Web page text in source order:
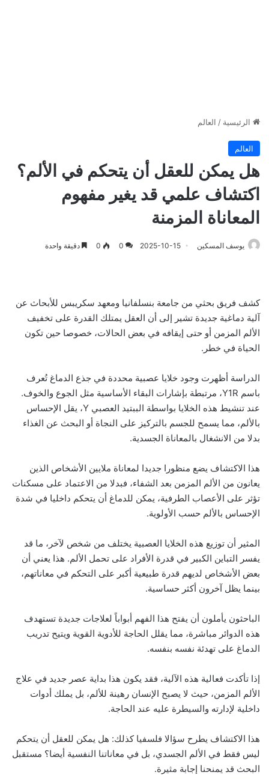
الرئيسية / العالم
العالم
هل يمكن للعقل أن يتحكم في الألم؟
اكتشاف علمي قد يغير مفهوم
المعاناة المزمنة
يوسف المسكين 2025-10-15
0
0 دقيقة واحدة
كشف فريق بحثي من جامعة بنسلفانيا ومعهد سكريبس للأبحاث عن
آلية دماغية جديدة تشير إلى أن العقل يمتلك القدرة على تخفيف
الألم المزمن أو حتى إيقافه في بعض الحالات، خصوصا حين تكون
الحياة في خطر.
الدراسة أظهرت وجود خلايا عصبية محددة في جذع الدماغ تُعرف
باسم Y1R، مرتبطة بإشارات البقاء الأساسية مثل الجوع والخوف.
عند تنشيط هذه الخلايا بواسطة الببتيد العصبي Y، يقل الإحساس
بالألم، مما يسمح للجسم بالتركيز على النجاة أو البحث عن الغذاء
بدلا من الانشغال بالمعاناة الجسدية.
هذا الاكتشاف يضع منظورا جديدا لمعاناة ملايين الأشخاص الذين
يعانون من الألم المزمن بعد الشفاء، فبدلا من الاعتماد على مسكنات
تؤثر على الأعصاب الطرفية، يمكن للدماغ أن يتحكم داخليا في شدة
الإحساس بالألم حسب الأولوية.
المثير أن توزيع هذه الخلايا العصبية يختلف من شخص لآخر، ما قد
يفسر التباين الكبير في قدرة الأفراد على تحمل الألم. هذا يعني أن
بعض الأشخاص لديهم قدرة طبيعية أكبر على التحكم في معاناتهم،
بينما يظل آخرون أكثر حساسية.
الباحثون يأملون أن يفتح هذا الفهم أبواباً لعلاجات جديدة تستهدف
هذه الدوائر مباشرة، مما يقلل الحاجة للأدوية القوية ويتيح تدريب
الدماغ على تهدئة نفسه بنفسه.
إذا تأكدت فعالية هذه الآلية، فقد يكون هذا بداية عصر جديد في علاج
الألم المزمن، حيث لا يصبح الإنسان رهينة للألم، بل يملك أدوات
داخلية لإدارته والسيطرة عليه عند الحاجة.
هذا الاكتشاف يطرح سؤالا فلسفيا كذلك: هل يمكن للعقل أن يتحكم
ليس فقط في الألم الجسدي، بل في معاناتنا النفسية أيضا؟ مستقبل
البحث قد يمنحنا إجابة مثيرة.